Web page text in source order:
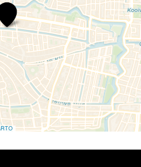
Striptopia